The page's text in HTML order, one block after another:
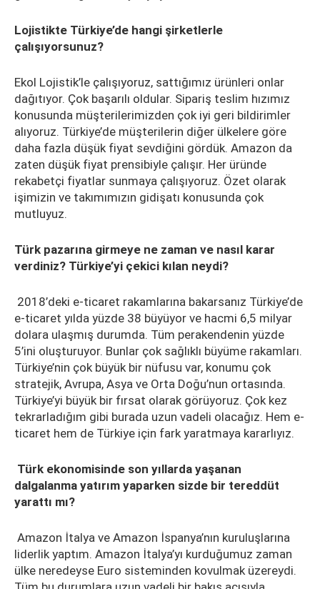
Lojistikte Türkiye’de hangi şirketlerle
çalışıyorsunuz?
Ekol Lojistik’le çalışıyoruz, sattığımız ürünleri onlar
dağıtıyor. Çok başarılı oldular. Sipariş teslim hızımız
konusunda müşterilerimizden çok iyi geri bildirimler
alıyoruz. Türkiye’de müşterilerin diğer ülkelere göre
daha fazla düşük fiyat sevdiğini gördük. Amazon da
zaten düşük fiyat prensibiyle çalışır. Her üründe
rekabetçi fiyatlar sunmaya çalışıyoruz. Özet olarak
işimizin ve takımımızın gidişatı konusunda çok
mutluyuz.
Türk pazarına girmeye ne zaman ve nasıl karar
verdiniz? Türkiye’yi çekici kılan neydi?
2018’deki e-ticaret rakamlarına bakarsanız Türkiye’de
e-ticaret yılda yüzde 38 büyüyor ve hacmi 6,5 milyar
dolara ulaşmış durumda. Tüm perakendenin yüzde
5’ini oluşturuyor. Bunlar çok sağlıklı büyüme rakamları.
Türkiye’nin çok büyük bir nüfusu var, konumu çok
stratejik, Avrupa, Asya ve Orta Doğu’nun ortasında.
Türkiye’yi büyük bir fırsat olarak görüyoruz. Çok kez
tekrarladığım gibi burada uzun vadeli olacağız. Hem e-
ticaret hem de Türkiye için fark yaratmaya kararlıyız.
Türk ekonomisinde son yıllarda yaşanan
dalgalanma yatırım yaparken sizde bir tereddüt
yarattı mı?
Amazon İtalya ve Amazon İspanya’nın kuruluşlarına
liderlik yaptım. Amazon İtalya’yı kurduğumuz zaman
ülke neredeyse Euro sisteminden kovulmak üzereydi.